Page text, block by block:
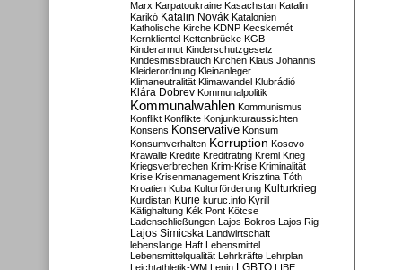
Marx Karpatoukraine Kasachstan Katalin
Karikó Katalin Novák Katalonien
Katholische Kirche KDNP Kecskemét
Kernklientel Kettenbrücke KGB
Kinderarmut Kinderschutzgesetz
Kindesmissbrauch Kirchen Klaus Johannis
Kleiderordnung Kleinanleger
Klimaneutralität Klimawandel Klubrádió
Klára Dobrev Kommunalpolitik
Kommunalwahlen Kommunismus
Konflikt Konflikte Konjunkturaussichten
Konsens Konservative Konsum
Konsumverhalten Korruption Kosovo
Krawalle Kredite Kreditrating Kreml Krieg
Kriegsverbrechen Krim-Krise Kriminalität
Krise Krisenmanagement Krisztina Tóth
Kroatien Kuba Kulturförderung Kulturkrieg
Kurdistan Kurie kuruc.info Kyrill
Käfighaltung Kék Pont Kötcse
Ladenschließungen Lajos Bokros Lajos Rig
Lajos Simicska Landwirtschaft
lebenslange Haft Lebensmittel
Lebensmittelqualität Lehrkräfte Lehrplan
Leichtathletik-WM Lenin LGBTQ LIBE